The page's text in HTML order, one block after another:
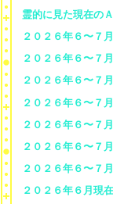
霊的に見た現在の
２０２６年６〜７
２０２６年６〜７
２０２６年６〜７
２０２６年６〜７
２０２６年６〜７
２０２６年６〜７
２０２６年６〜７
２０２６年６月現